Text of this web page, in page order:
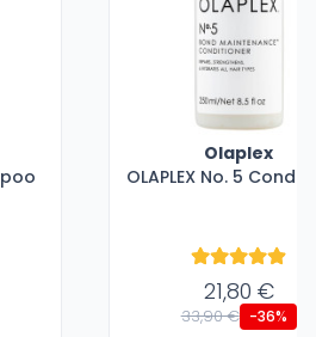
Olaplex
OLAPLEX No. 5
21,80 €
33,90 € -36%